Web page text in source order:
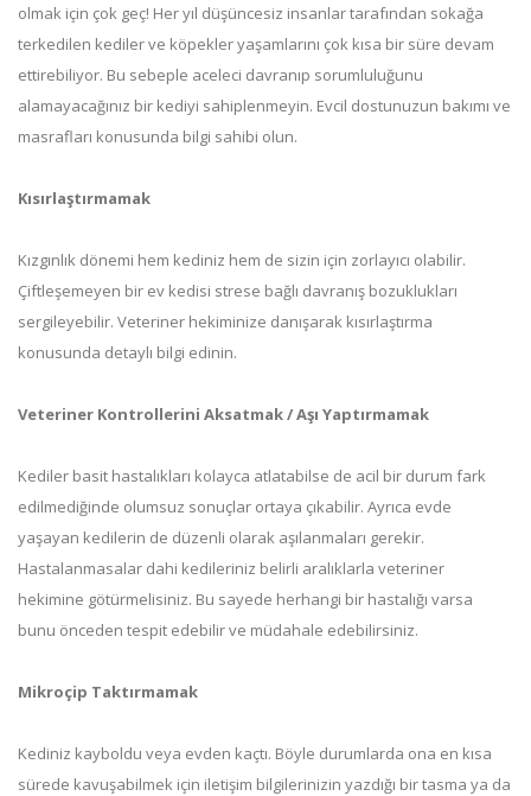
olmak için çok geç! Her yıl düşüncesiz insanlar tarafından sokağa
terkedilen kediler ve köpekler yaşamlarını çok kısa bir süre devam
ettirebiliyor. Bu sebeple aceleci davranıp sorumluluğunu
alamayacağınız bir kediyi sahiplenmeyin. Evcil dostunuzun bakımı ve
masrafları konusunda bilgi sahibi olun.
Kısırlaştırmamak
Kızgınlık dönemi hem kediniz hem de sizin için zorlayıcı olabilir.
Çiftleşemeyen bir ev kedisi strese bağlı davranış bozuklukları
sergileyebilir. Veteriner hekiminize danışarak kısırlaştırma
konusunda detaylı bilgi edinin.
Veteriner Kontrollerini Aksatmak / Aşı Yaptırmamak
Kediler basit hastalıkları kolayca atlatabilse de acil bir durum fark
edilmediğinde olumsuz sonuçlar ortaya çıkabilir. Ayrıca evde
yaşayan kedilerin de düzenli olarak aşılanmaları gerekir.
Hastalanmasalar dahi kedileriniz belirli aralıklarla veteriner
hekimine götürmelisiniz. Bu sayede herhangi bir hastalığı varsa
bunu önceden tespit edebilir ve müdahale edebilirsiniz.
Mikroçip Taktırmamak
Kediniz kayboldu veya evden kaçtı. Böyle durumlarda ona en kısa
sürede kavuşabilmek için iletişim bilgilerinizin yazdığı bir tasma ya da